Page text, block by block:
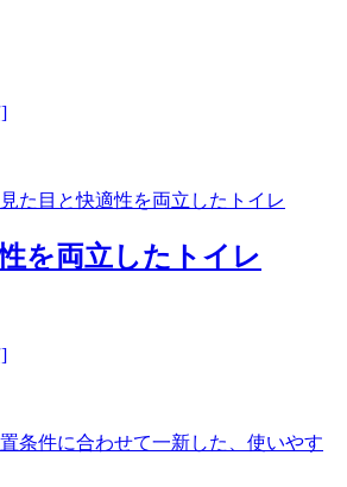
を両立したトイレ